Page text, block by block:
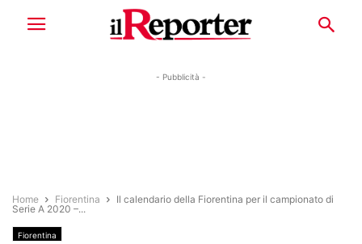
- Pubblicità -
Home Fiorentina
Il calendario della Fiorentina per il campionato di
Serie A 2020 –...
Fiorentina